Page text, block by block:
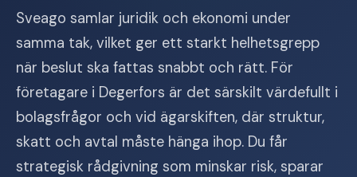
Sveago samlar juridik och ekonomi under
samma tak, vilket ger ett starkt helhetsgrepp
när beslut ska fattas snabbt och rätt. För
företagare i Degerfors är det särskilt värdefullt i
bolagsfrågor och vid ägarskiften, där struktur,
skatt och avtal måste hänga ihop. Du får
strategisk rådgivning som minskar risk, sparar